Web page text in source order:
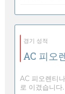
경기 성적
AC 피오
AC 피오렌티
로 이겼습니다.